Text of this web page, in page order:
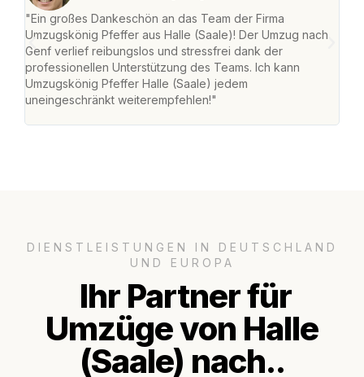
"Ein großes Dankeschön an das Team der Firma
Umzugskönig Pfeffer aus Halle (Saale)! Der Umzug nach
Genf verlief reibungslos und stressfrei dank der
professionellen Unterstützung des Teams. Ich kann
Umzugskönig Pfeffer Halle (Saale) jedem
uneingeschränkt weiterempfehlen!"
DIENSTLEISTUNGEN IN DEUTSCHLAND
UND EUROPA
Ihr Partner für
Umzüge von Halle
(Saale) nach..